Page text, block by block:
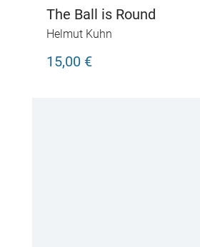
The Ball is Round
Helmut Kuhn
15,00 €